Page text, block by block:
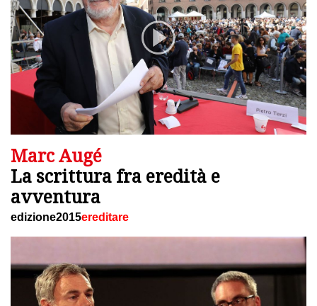
Marc Augé
La scrittura fra eredità e
avventura
edizione2015ereditare